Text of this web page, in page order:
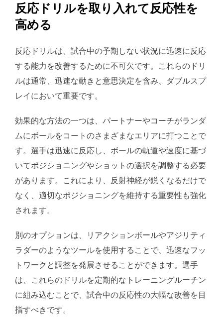
反応ドリルを取り入れて反応性を
高める
反応ドリルは、試合中の予期しない状況に迅速に反応
する能力を改善するために不可欠です。これらのドリ
ルは通常、迅速な動きと意思決定を含み、ダブルスプ
レイにおいて重要です。
効果的な方法の一つは、パートナーやコーチがランダ
ムにボールをコートのさまざまなエリアに打つことで
す。選手は迅速に反応し、ボールの軌道や速度に基づ
いてポジショニングやショットの選択を調整する必要
があります。これにより、反射神経が鋭くなるだけで
なく、適切なポジショニングを維持する重要性も強化
されます。
別のオプションは、リアクションボールやアジリティ
ラダーのようなツールを使用することで、迅速なフッ
トワークと調整を発展させることができます。選手
は、これらのドリルを定期的なトレーニングルーチン
に組み込むことで、試合中の反応性の大幅な改善を目
指すべきです。